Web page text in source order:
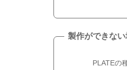
製作ができな
PLATEの